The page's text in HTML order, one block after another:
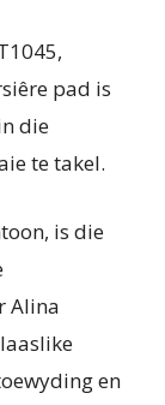
pad is
die
te takel.
is die
Alina
en